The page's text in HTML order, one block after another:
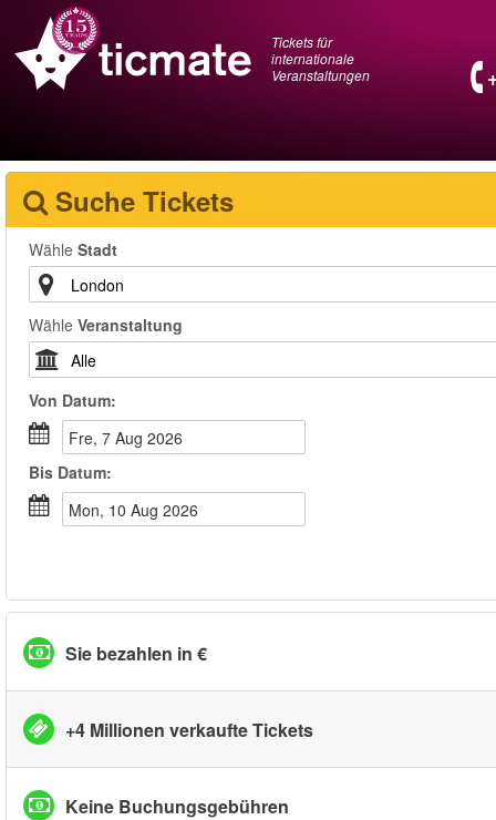
Tickets für
internationale
Veranstaltungen
Suche Tickets
Wähle Stadt
Wähle Veranstaltung
Von Datum:
Fre, 7 Aug 2026
Bis Datum:
Mon, 10 Aug 2026
Sie bezahlen in €
+4 Millionen verkaufte Tickets
Keine Buchungsgebühren